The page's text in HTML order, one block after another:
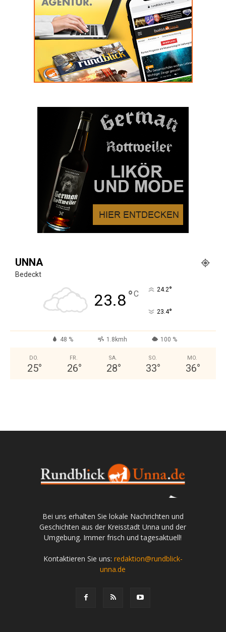
UNNA
Bedeckt
23.8°C 24.2°
23.4°
48 % 1.8kmh 100 %
DO.
25°
FR.
26°
SA.
28°
SO.
33°
MO.
36°
Bei uns erhalten Sie lokale Nachrichten und
Geschichten aus der Kreisstadt Unna und der
Umgebung. Immer frisch und tagesaktuell!
Kontaktieren Sie uns: redaktion@rundblick-
unna.de